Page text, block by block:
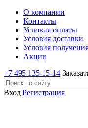
О компании
Контакты
Условия оплаты
Условия доставки
Условия
Акции
+7 495 135-15-14
Вход Регистрация